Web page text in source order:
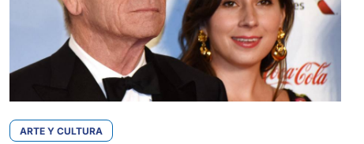
ARTE Y CULTURA